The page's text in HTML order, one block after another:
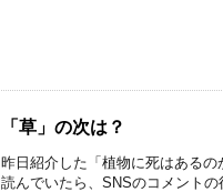
「草」の次は？
昨日紹介した「植物に死はある
読んでいたら、SNSのコメント